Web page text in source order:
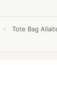
»
Tote Bag